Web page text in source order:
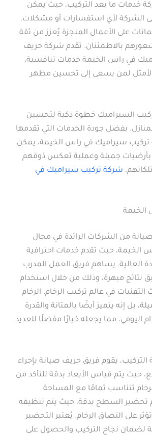
خدمات ما بعد التركيب، حيث يمكن
الشركة لأي استفسارات أو مشكلات.
على الأعمال المنجزة يُعزز من ثقة
بالاطمئنان. تقدم شركة حريف
في راس الخيمة خدمات تنافسية،
الأمثل لمن يسعى إلى تحسين مظهر
تركيب السيراميك خطوة ذكية لتحسين
بفضل جودة الخدمات التي تقدمها
سيراميك في راس الخيمة، يمكن
بأرضيات جميلة وعملية تعكس ذوقهم
شركة تركيب سيراميك في
الخيمة
من الشركات الرائدة في مجال
الخيمة، حيث تقدم خدمات احترافية
العالية. يساهم فريق العمل المدرب
نتائج مبهرة، وذلك من خلال استخدام
في عالم تركيب الرخام. الرخام
بل إنه يتميز أيضًا بالمتانة والقدرة
اليومي، مما يجعله خيارًا مفضلًا للعديد
التركيب، يقوم فريق حريف صيانة بإجراء
حيث يتم قياس الأبعاد بدقة للتأكد من
تتناسب تمامًا مع المساحة
تحضير السطح بدقة، حيث يتم تنظيفه
على التصاق الرخام. يُعتبر التحضير
لضمان نجاح التركيب والحصول على